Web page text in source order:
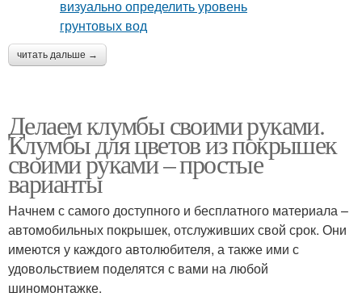
читать дальше →
Делаем клумбы своими руками.
Клумбы для цветов из покрышек
своими руками – простые
варианты
Начнем с самого доступного и бесплатного материала –
автомобильных покрышек, отслуживших свой срок. Они
имеются у каждого автолюбителя, а также ими с
удовольствием поделятся с вами на любой
шиномонтажке.